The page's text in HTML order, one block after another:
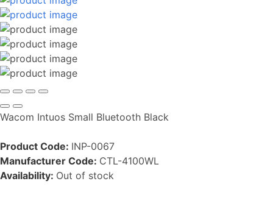
Wacom Intuos Small Bluetooth Black
Product Code: INP-0067
Manufacturer Code: CTL-4100WL
Availability: Out of stock